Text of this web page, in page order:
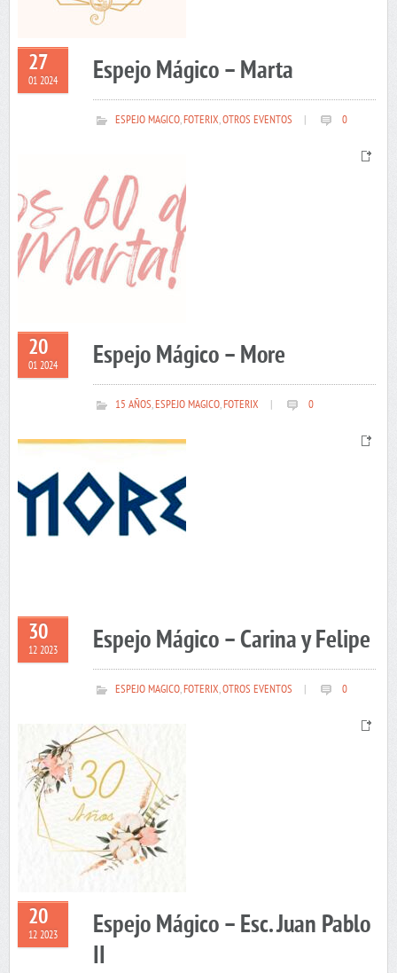
27
01 2024 Espejo Mágico – Marta
ESPEJO MAGICO,FOTERIX,OTROS EVENTOS 0
20
01 2024 Espejo Mágico – More
15 AÑOS,ESPEJO MAGICO,FOTERIX 0
30
12 2023 Espejo Mágico – Carina y Felipe
ESPEJO MAGICO,FOTERIX,OTROS EVENTOS 0
20
12 2023
Espejo Mágico – Esc. Juan Pablo
II